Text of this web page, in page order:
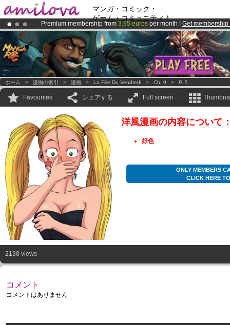
マンガ・コミック・
ゲーム・コミュニティ！
Premium membership from 3.95 euros per month ! Get membership
Already 100000membersand 1000comics & mangas!.
AmilovaKickstarter is now LIVE!.
ホーム > 漫画の索引 > 漫画 > La Fille Du Vendredi > Ch. 9 > P. 5
Favourites シェアする Full screen
洋風漫画の内容について
好色
ONLY MEMBERS
CLICK HERE
2138 views
コメント
コメントはありません